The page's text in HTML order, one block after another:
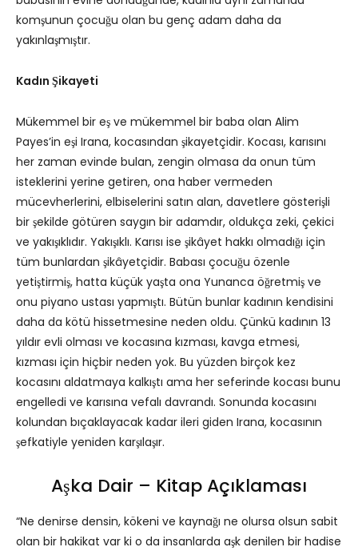
komşunun çocuğu olan bu genç adam daha da
yakınlaşmıştır.
Kadın Şikayeti
Mükemmel bir eş ve mükemmel bir baba olan Alim
Payes’in eşi Irana, kocasından şikayetçidir. Kocası, karısını
her zaman evinde bulan, zengin olmasa da onun tüm
isteklerini yerine getiren, ona haber vermeden
mücevherlerini, elbiselerini satın alan, davetlere gösterişli
bir şekilde götüren saygın bir adamdır, oldukça zeki, çekici
ve yakışıklıdır. Yakışıklı. Karısı ise şikâyet hakkı olmadığı için
tüm bunlardan şikâyetçidir. Babası çocuğu özenle
yetiştirmiş, hatta küçük yaşta ona Yunanca öğretmiş ve
onu piyano ustası yapmıştı. Bütün bunlar kadının kendisini
daha da kötü hissetmesine neden oldu. Çünkü kadının 13
yıldır evli olması ve kocasına kızması, kavga etmesi,
kızması için hiçbir neden yok. Bu yüzden birçok kez
kocasını aldatmaya kalkıştı ama her seferinde kocası bunu
engelledi ve karısına vefalı davrandı. Sonunda kocasını
kolundan bıçaklayacak kadar ileri giden Irana, kocasının
şefkatiyle yeniden karşılaşır.
Aşka Dair – Kitap Açıklaması
“Ne denirse densin, kökeni ve kaynağı ne olursa olsun sabit
olan bir hakikat var ki o da insanlarda aşk denilen bir hadise